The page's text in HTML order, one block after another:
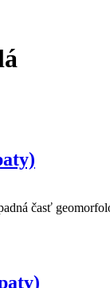
časť